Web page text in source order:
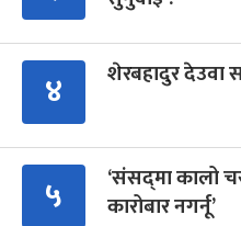
४ शेरबहादुर देउवा
५
‘संसद्‍मा कालो
कारोबार नगर्नू’